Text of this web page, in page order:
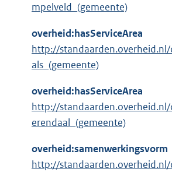
mpelveld_(gemeente)
overheid:hasServiceArea
http://
als_(gemeente)
overheid:hasServiceArea
http://
erendaal_(gemeente)
overheid:samenwerkingsvorm
http://